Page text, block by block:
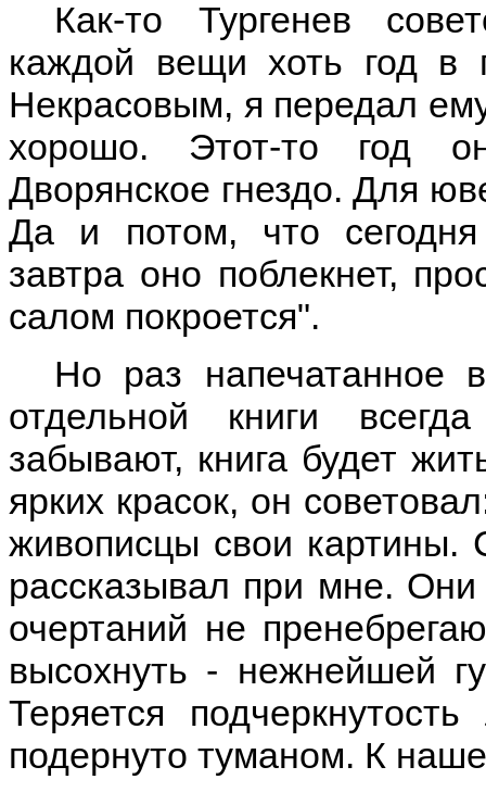
Как-то Тургенев
каждой вещи хоть год в
Некрасовым, я передал
хорошо. Этот-то год
Дворянское гнездо. Для
Да и потом, что
завтра оно поблекнет,
салом покроется".
Но раз напечатанное
отдельной книги
забывают, книга будет
ярких красок, он
живописцы свои картины.
рассказывал при мне.
очертаний не
высохнуть - нежнейшей
Теряется
подернуто туманом. К